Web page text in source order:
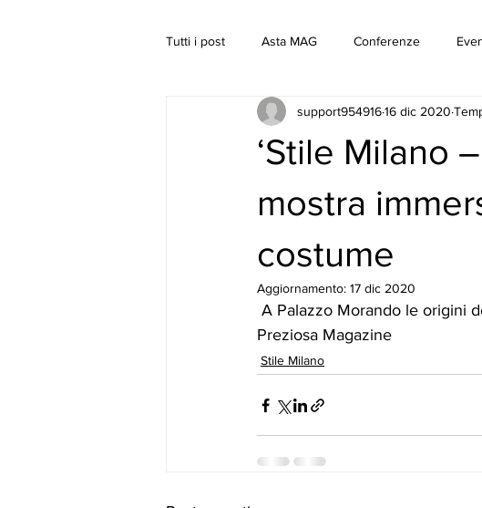
Tutti i post Asta MAG Conferenze
Stile Milano
‘Stile Milano
mostra
costume
support95491616 dic 2020
Aggiornamento: 17 dic 2020
A Palazzo Morando le origini
Preziosa Magazine
Stile Milano